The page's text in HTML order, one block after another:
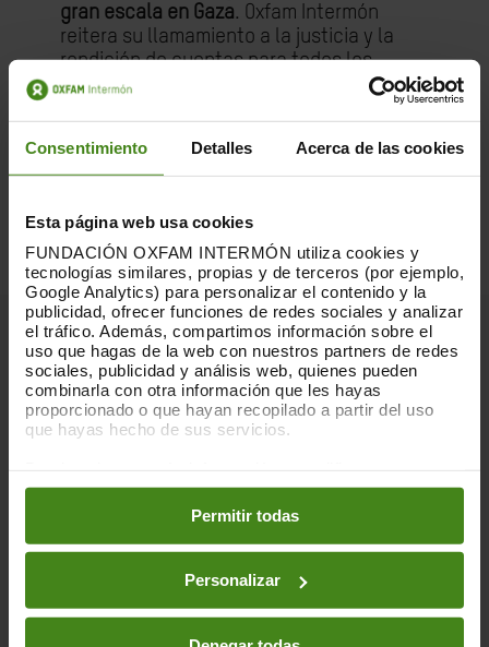
Consentimiento Detalles Acerca de las cookies
Esta página web usa cookies
FUNDACIÓN OXFAM INTERMÓN utiliza cookies y
tecnologías similares, propias y de terceros (por ejemplo,
Google Analytics) para personalizar el contenido y la
publicidad, ofrecer funciones de redes sociales y analizar
el tráfico. Además, compartimos información sobre el
uso que hagas de la web con nuestros partners de redes
sociales, publicidad y análisis web, quienes pueden
combinarla con otra información que les hayas
proporcionado o que hayan recopilado a partir del uso
que hayas hecho de sus servicios.
preferencias accediendo a nuestraPolítica de Cookieso
en los botones facilitados a continuación:
Permitir todas
Personalizar
gran escala en Gaza. Oxfam Intermón
reitera su llamamiento a la justicia y la
rendición de cuentas para todos los
afectados. Los estados deben dejar de
lesa humanidad cometidos.
Notas para la edición:
Israel ha emitido numerosas órdenes y directivas
para que las personas se trasladen a las zonas que
humanitario (DIH), que incluyen la provisión de
alojamiento adecuado, higiene, salud, seguridad y
nutrición, así como el compromiso de mantener
sobre la protección de los civiles también